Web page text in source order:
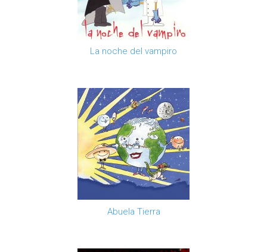
La noche del vampiro
Abuela Tierra